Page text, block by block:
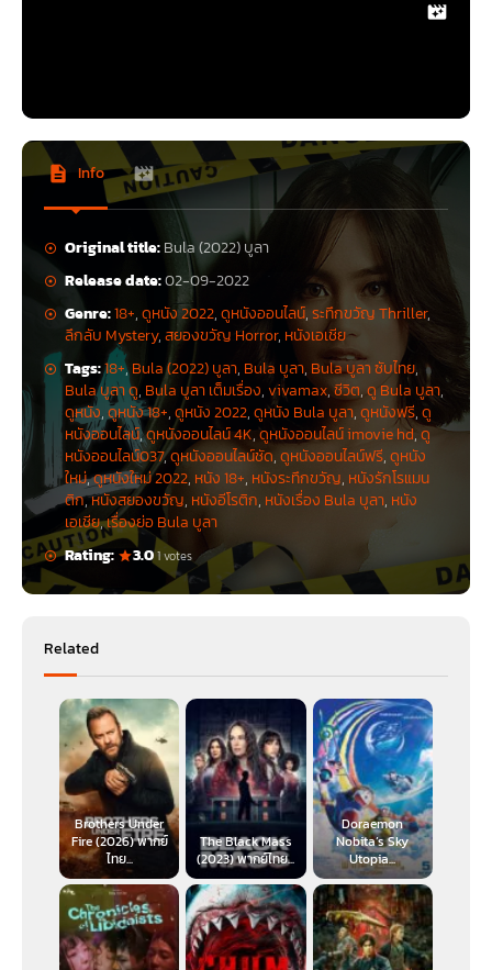
Info
Original title:Bula (2022) บูลา
Release date:02-09-2022
Genre:18+,ดูหนัง 2022,ดูหนังออนไลน์,ระทึกขวัญ Thriller,
ลึกลับ Mystery,สยองขวัญ Horror, หนังเอเชีย
Tags:18+,Bula (2022) บูลา, Bula บูลา, Bula บูลา ซับไทย,
Bula บูลา ดู, Bula บูลา เต็มเรื่อง,vivamax,ชีวิต,ดู Bula บูลา,
ดูหนัง,ดูหนัง 18+,ดูหนัง 2022,ดูหนัง Bula บูลา,ดูหนังฟรี,ดู
หนังออนไลน์,ดูหนังออนไลน์ 4K,ดูหนังออนไลน์ imovie hd,ดู
หนังออนไลน์037,ดูหนังออนไลน์ชัด,ดูหนังออนไลน์ฟรี,ดูหนัง
ใหม่,ดูหนังใหม่ 2022, หนัง 18+, หนังระทึกขวัญ, หนังรักโรแมน
ติก,หนังสยองขวัญ, หนังอีโรติก, หนังเรื่อง Bula บูลา, หนัง
เอเชีย,เรื่องย่อ Bula บูลา
Rating:
3.01 votes
Related
Brothers Under
Fire (2026) พากย์
ไทย...
The Black Mass
(2023) พากย์ไทย...
Doraemon
Nobita’s Sky
Utopia...